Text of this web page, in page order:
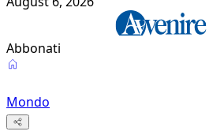
Abbonati
Mondo